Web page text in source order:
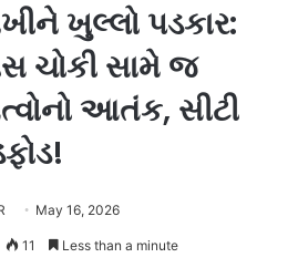
ખુલ્લો પડકાર:
ચોકી સામે જ
આતંક, સીટી
May 16, 2026
11 Less than a minute